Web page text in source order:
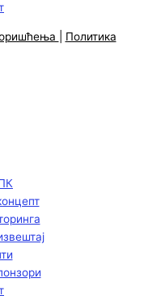
Политика